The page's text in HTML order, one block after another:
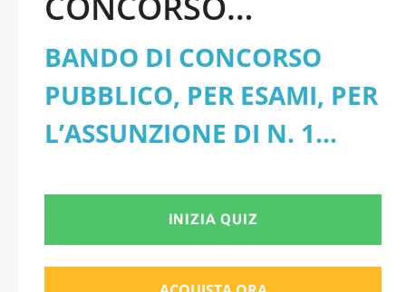
PUBBLICO, PER
ESAMI, PER
L’ASSUNZIONE DI N.
1 UNITÀ A TEMPO
PIENO ED
INDETERMINATO DI
BANDO DI CONCORSO
PUBBLICO, PER ESAMI, PER
L’ASSUNZIONE DI N. 1
INDETERMINATO DI
PERSONALE CON IL
PROFILO PROFESSIONALE
INIZIA QUIZ